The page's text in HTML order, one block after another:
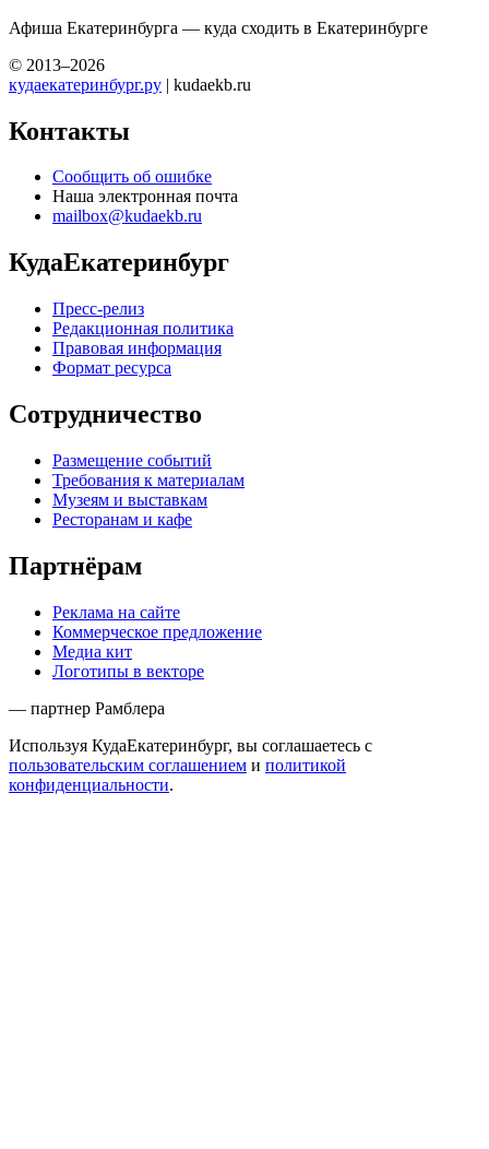
Афиша Екатеринбурга — куда сходить в Екатеринбурге
© 2013–2026
кудаекатеринбург.ру | kudaekb.ru
Контакты
Сообщить об ошибке
Наша электронная почта
mailbox@kudaekb.ru
КудаЕкатеринбург
Пресс-релиз
Редакционная политика
Правовая информация
Формат ресурса
Сотрудничество
Размещение событий
Требования к материалам
Музеям и выставкам
Ресторанам и кафе
Партнёрам
Реклама на сайте
Коммерческое предложение
Медиа кит
Логотипы в векторе
— партнер Рамблера
Используя КудаЕкатеринбург, вы соглашаетесь с
пользовательским соглашением и политикой
конфиденциальности.